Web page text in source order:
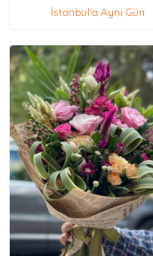
İstanbul'a Aynı Gün